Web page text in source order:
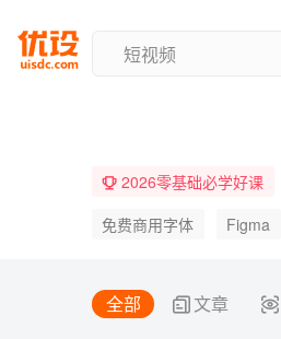
2026零基础必学好课
免费商用字体
Figma
全部 文章